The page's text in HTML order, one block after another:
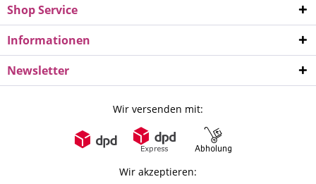
Shop Service
Informationen
Newsletter
Wir versenden mit:
Wir akzeptieren: